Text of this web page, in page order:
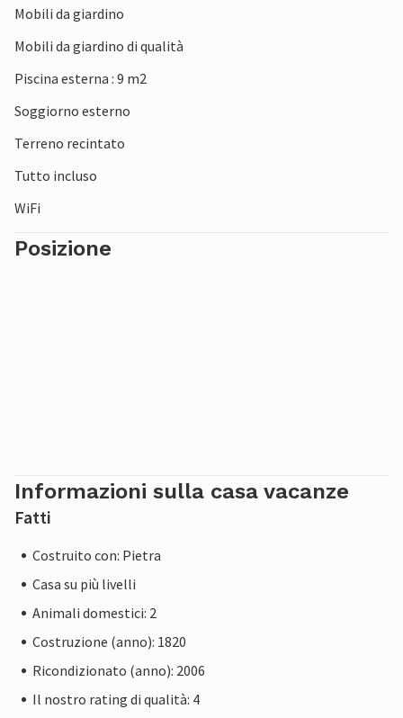
come la "città del tartufo", e Colmo, conosciuta come la
città più piccola del mondo. Non mancano poi altre
Godetevi l'offerta gastronomica dei ristoranti locali e delle
questa regione.
Mobili da giardino
Mobili da giardino di qualità
Piscina esterna : 9 m2
Soggiorno esterno
Terreno recintato
Tutto incluso
WiFi
Posizione
Informazioni sulla casa vacanze
Fatti
Costruito con: Pietra
Casa su più livelli
Animali domestici: 2
Costruzione (anno): 1820
Ricondizionato (anno): 2006
Il nostro rating di qualità: 4